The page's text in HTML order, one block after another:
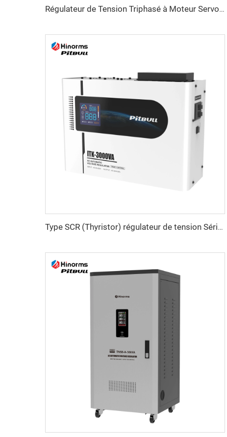
Régulateur de Tension Triphasé à Moteur Servo WTA Série
Type SCR (Thyristor) régulateur de tension Série ITK